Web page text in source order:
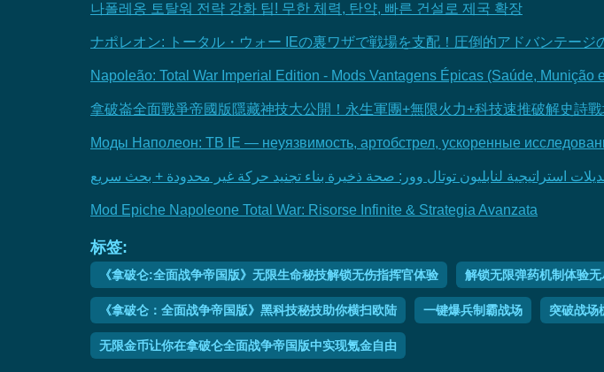
나폴레옹 토탈워 전략 강화 팁! 무한 체력, 탄약, 빠른 건설로 제국 확장
ナポレオン: トータル・ウォー IEの裏ワザで戦場を支配！圧倒的アドバンテージ
Napoleão: Total War Imperial Edition - Mods Vantagens Épicas (Saúde, Munição
拿破崙全面戰爭帝國版隱藏神技大公開！永生軍團+無限火力+科技速推破解史詩
Моды Наполеон: ТВ IE — неуязвимость, артобстрел, ускоренные
استراتيجية لنابليون توتال وور: صحة ذخيرة بناء تجنيد حركة غير محدودة + بحث سريع
Mod Epiche Napoleone Total War: Risorse Infinite & Strategia Avanzata
标签:
《拿破仑:全面战争帝国版》无限生命秘技解锁无伤指挥官体验 解锁无限弹药机制体验
《拿破仑：全面战争帝国版》黑科技秘技助你横扫欧陆 一键爆兵制霸战场 突破战场
无限金币让你在拿破仑全面战争帝国版中实现氪金自由